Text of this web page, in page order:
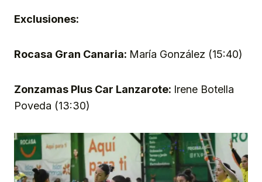
Exclusiones:
Rocasa Gran Canaria: María González (15:40)
Zonzamas Plus Car Lanzarote: Irene Botella
Poveda (13:30)